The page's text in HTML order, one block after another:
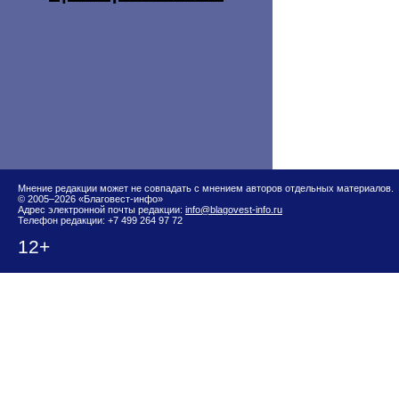
Мнение редакции может не совпадать с мнением авторов отдельных материалов.
© 2005–2026 «Благовест-инфо»
Адрес электронной почты редакции: info@blagovest-info.ru
Телефон редакции: +7 499 264 97 72
12+